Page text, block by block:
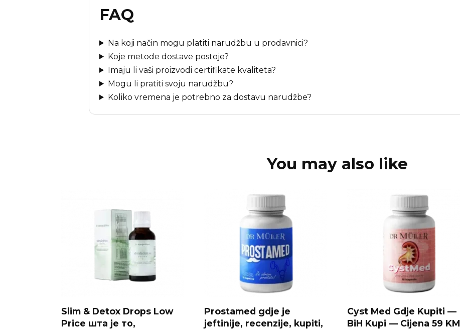
FAQ
Na koji način mogu platiti narudžbu u prodavnici?
Koje metode dostave postoje?
Imaju li vaši proizvodi certifikate kvaliteta?
Mogu li pratiti svoju narudžbu?
Koliko vremena je potrebno za dostavu narudžbe?
You may also like
Slim & Detox Drops Low
Price шта је то,
Prostamed gdje je
jeftinije, recenzije, kupiti,
Cyst Med Gdje Kupiti —
BiH Kupi — Cijena 59 KM